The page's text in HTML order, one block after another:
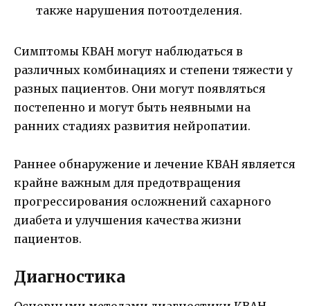
также нарушения потоотделения.
Симптомы КВАН могут наблюдаться в
различных комбинациях и степени тяжести у
разных пациентов. Они могут появляться
постепенно и могут быть неявными на
ранних стадиях развития нейропатии.
Раннее обнаружение и лечение КВАН является
крайне важным для предотвращения
прогрессирования осложнений сахарного
диабета и улучшения качества жизни
пациентов.
Диагностика